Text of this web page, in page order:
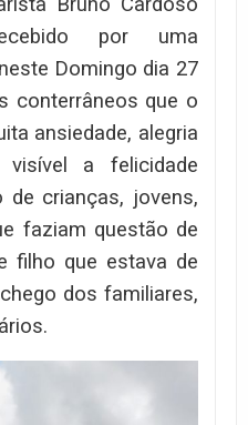
por uma
Domingo dia 27
conterrâneos que o
ansiedade, alegria
a felicidade
de crianças, jovens,
faziam questão de
filho que estava de
dos familiares,